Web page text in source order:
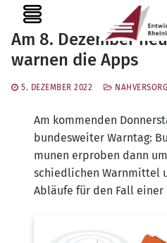
Inhalt
springen
Am 8. Dezember
warnen die Apps
5. DEZEMBER 2022
Am kom­men­den
bun­des­wei­ter Warn­tag:
mu­nen erpro­ben dann
schied­li­chen Warn­mit­tel
Abläu­fe für den Fall einer